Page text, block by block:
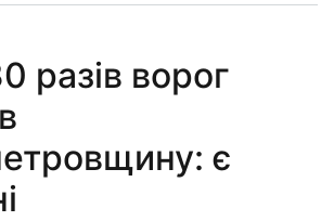
разів ворог
є